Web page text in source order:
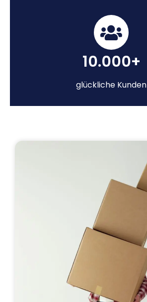
10.000+
glückliche Kunden